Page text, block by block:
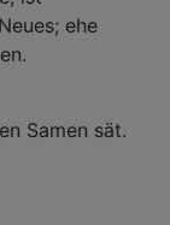
ehe
Samen sät.